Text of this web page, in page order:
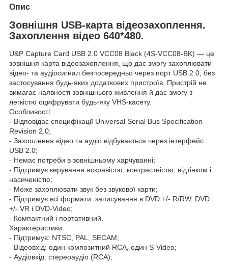
Опис
Зовнішня USB-карта відеозахоплення.
Захоплення відео 640*480.
U&P Capture Card USB 2.0 VCC08 Black (4S-VCC08-BK) — це
зовнішня карта відеозахоплення, що дає змогу захоплювати
відео- та аудіосигнал безпосередньо через порт USB 2.0, без
застосування будь-яких додаткових пристроїв. Пристрій не
вимагає наявності зовнішнього живлення й дає змогу з
легкістю оцифрувати будь-яку VHS-касету.
Особливості:
- Відповідає специфікації Universal Serial Bus Specification
Revision 2.0;
- Захоплення відео та аудіо відбувається через інтерфейс
USB 2.0;
- Немає потреби в зовнішньому харчуванні;
- Підтримує керування яскравістю, контрастністю, відтінком і
насиченістю;
- Може захоплювати звук без звукової карти;
- Підтримує всі формати: записування в DVD +/- R/RW, DVD
+/- VR і DVD-Video;
- Компактний і портативний.
Характеристики:
- Підтримує: NTSC, PAL, SECAM;
- Відеовхід: один композитний RCA, один S-Video;
- Аудіовхід: стереоаудіо (RCA);